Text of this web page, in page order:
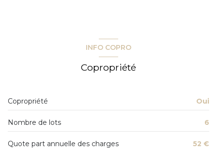
INFO COPRO
Copropriété
Copropriété Oui
Nombre de lots 6
Quote part annuelle des charges 52 €